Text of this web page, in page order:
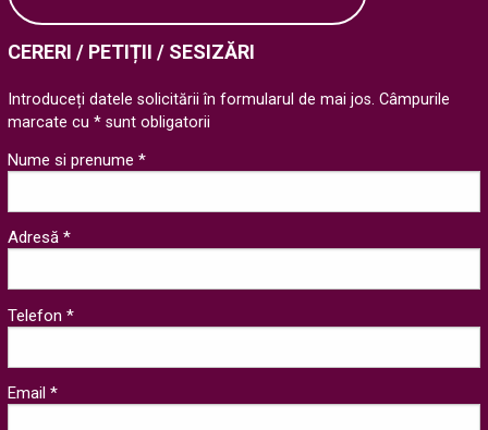
CERERI / PETIȚII / SESIZĂRI
Introduceți datele solicitării în formularul de mai jos. Câmpurile
marcate cu * sunt obligatorii
Nume si prenume *
Adresă *
Telefon *
Email *